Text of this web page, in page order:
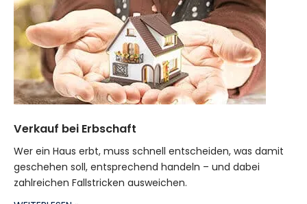
Verkauf bei Erbschaft
Wer ein Haus erbt, muss schnell entscheiden, was damit
geschehen soll, entsprechend handeln – und dabei
zahlreichen Fallstricken ausweichen.